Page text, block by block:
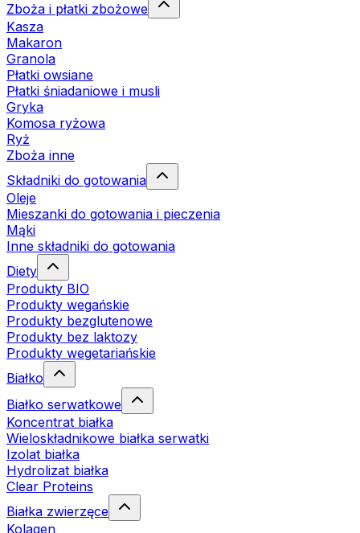
Zboża i płatki zbożowe
Kasza
Makaron
Granola
Płatki owsiane
Płatki śniadaniowe i musli
Gryka
Komosa ryżowa
Ryż
Zboża inne
Składniki do gotowania
Oleje
Mieszanki do gotowania i pieczenia
Mąki
Inne składniki do gotowania
Diety
Produkty BIO
Produkty wegańskie
Produkty bezglutenowe
Produkty bez laktozy
Produkty wegetariańskie
Białko
Białko serwatkowe
Koncentrat białka
Wieloskładnikowe białka serwatki
Izolat białka
Hydrolizat białka
Clear Proteins
Białka zwierzęce
Kolagen